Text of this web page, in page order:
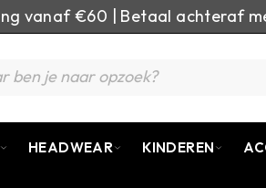
vanaf €60 | Betaal achteraf
HEADWEAR KINDEREN